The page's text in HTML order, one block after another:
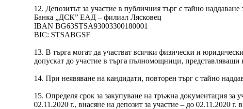
12. Депозитът за участие в публичния търг с тайно
Банка „ДСК” ЕАД – филиал Лясковец
IBAN BG63STSA93003300180001
BIC: STSABGSF
13. В търга могат да участват всички физически и
допускат до участие в търга пълномощници, представляващи
14. При неявяване на кандидати, повторен търг с тайно
15. Определя срок за закупуване на тръжна документация за
02.11.2020 г., внасяне на депозит за участие – до 02.11.2020 г.